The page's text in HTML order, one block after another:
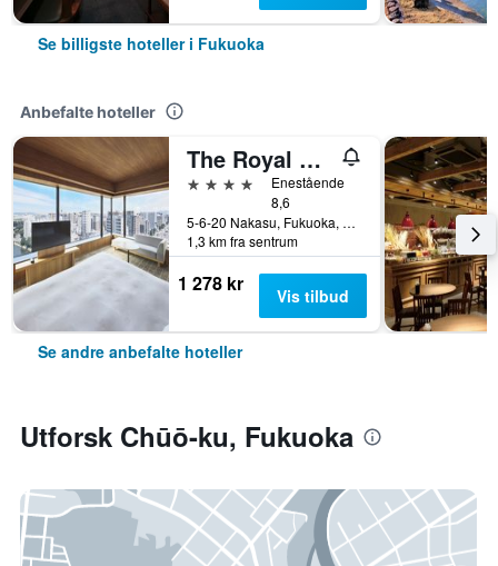
Se billigste hoteller i Fukuoka
Anbefalte hoteller
The Royal Park Canvas Fukuoka Nakasu
4 stjerner
Enestående
8,6
5-6-20 Nakasu, Fukuoka, Japan
1,3 km fra sentrum
1 278 kr Vis tilbud
Se andre anbefalte hoteller
Utforsk Chūō-ku, Fukuoka